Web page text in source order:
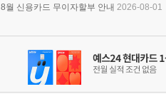
8월 신용카드 무이자할부 안내 2026-08-01